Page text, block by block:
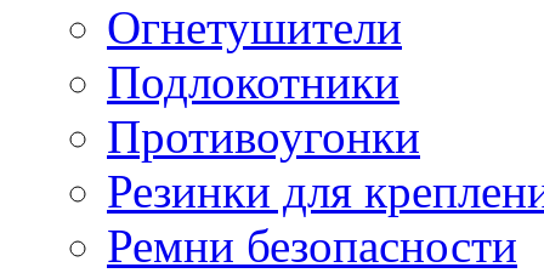
Огнетушители
Подлокотники
Противоугонки
Резинки для
Ремни безопасности